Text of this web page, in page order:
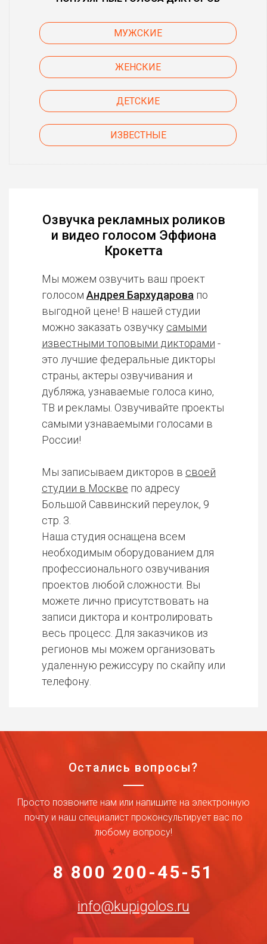
МУЖСКИЕ
ЖЕНСКИЕ
ДЕТСКИЕ
ИЗВЕСТНЫЕ
Озвучка рекламных роликов
и видео голосом Эффиона
Крокетта
Мы можем озвучить ваш проект
голосом Андрея Бархударова по
выгодной цене! В нашей студии
можно заказать озвучку самыми
известными топовыми дикторами -
это лучшие федеральные дикторы
страны, актеры озвучивания и
дубляжа, узнаваемые голоса кино,
ТВ и рекламы. Озвучивайте проекты
самыми узнаваемыми голосами в
России!
Мы записываем дикторов в своей
студии в Москве по адресу
Большой Саввинский переулок, 9
стр. 3.
Наша студия оснащена всем
необходимым оборудованием для
профессионального озвучивания
проектов любой сложности. Вы
можете лично присутствовать на
записи диктора и контролировать
весь процесс. Для заказчиков из
регионов мы можем организовать
удаленную режиссуру по скайпу или
телефону.
Остались вопросы?
Просто позвоните нам или напишите на электронную
почту и наш специалист проконсультирует вас по
любому вопросу!
8 800 200-45-51
info@kupigolos.ru